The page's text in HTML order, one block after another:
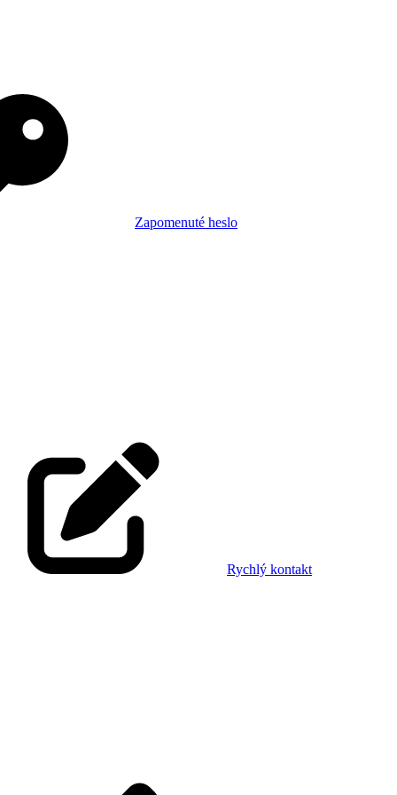
Zapomenuté heslo
Rychlý kontakt